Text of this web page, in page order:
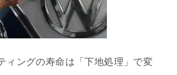
ィングの寿命は「下地処理」で変